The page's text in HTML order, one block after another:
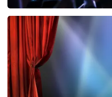
Megadeth
443 laatste 30 minuten
BESTEL NU